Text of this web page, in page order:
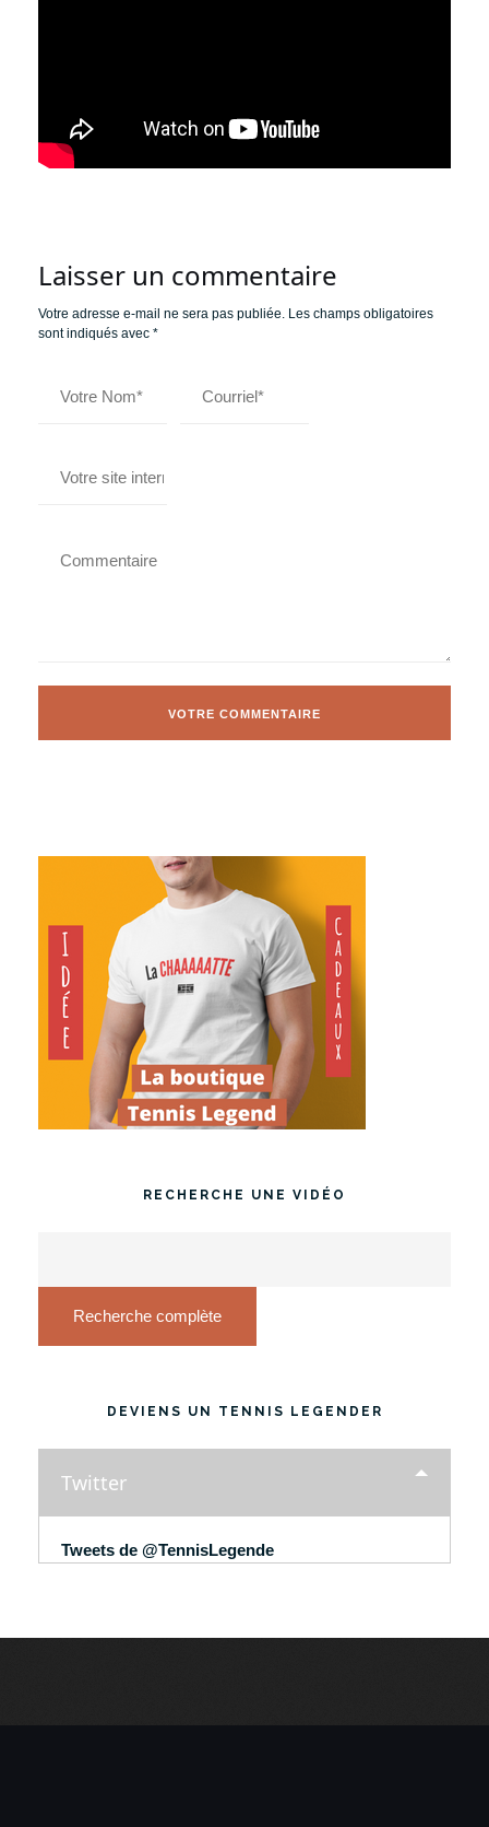
Laisser un commentaire
Votre adresse e-mail ne sera pas publiée. Les champs obligatoires
sont indiqués avec *
RECHERCHE UNE VIDÉO
Recherche complète
DEVIENS UN TENNIS LEGENDER
Twitter
Tweets de @TennisLegende